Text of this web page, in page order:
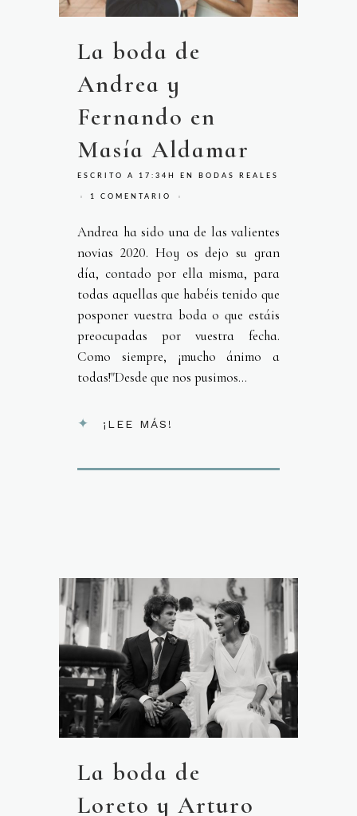
La boda de
Andrea y
Fernando en
Masía Aldamar
ESCRITO A 17:34H EN BODAS REALES
1 COMENTARIO
Andrea ha sido una de las valientes
novias 2020. Hoy os dejo su gran
día, contado por ella misma, para
todas aquellas que habéis tenido que
posponer vuestra boda o que estáis
preocupadas por vuestra fecha.
Como siempre, ¡mucho ánimo a
todas!"Desde que nos pusimos...
¡LEE MÁS!
La boda de
Loreto y Arturo